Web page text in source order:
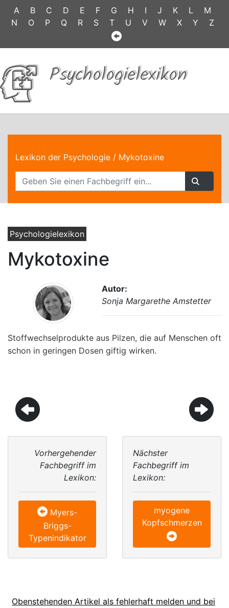
A B C D E F G H I J K L
M
N
O P Q R S T U V W X Y Z
Psychologielexikon
Lexikon der Psychologie / Mykotoxine
Psychologielexikon
Mykotoxine
Autor:
Sonja Margarethe Amstetter
Stoffwechselprodukte aus Pilzen, die auf Menschen oft
schon in geringen Dosen giftig wirken.
Vorhergehender
Fachbegriff im
Lexikon:
Myers-
Briggs-
Typenindikator
Nächster
Fachbegriff im
Lexikon:
myogene
Kopfschmerzen
Obenstehenden Artikel als fehlerhaft melden und bei